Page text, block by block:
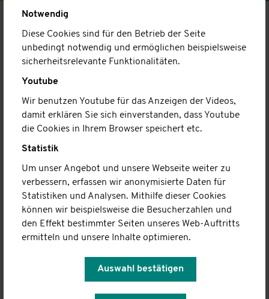
Notwendig
Diese Cookies sind für den Betrieb der Seite
unbedingt notwendig und ermöglichen beispielsweise
sicherheitsrelevante Funktionalitäten.
Youtube
Wir benutzen Youtube für das Anzeigen der Videos,
damit erklären Sie sich einverstanden, dass Youtube
die Cookies in Ihrem Browser speichert etc.
Statistik
Um unser Angebot und unsere Webseite weiter zu
verbessern, erfassen wir anonymisierte Daten für
Statistiken und Analysen. Mithilfe dieser Cookies
können wir beispielsweise die Besucherzahlen und
den Effekt bestimmter Seiten unseres Web-Auftritts
ermitteln und unsere Inhalte optimieren.
Auswahl bestätigen
Kinderhaus
Konzept
Infogespräch
A-Z
Team
Kontakt
Leistungen
Team
Kontakt
Familienhilfe
Familie im Mittelpunkt
Kostenübernahme